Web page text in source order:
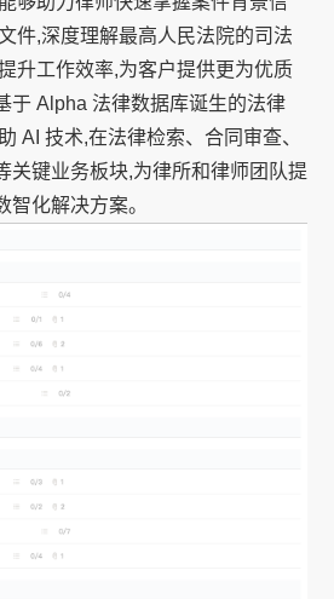
件,深度理解最高人民法院的司法
升工作效率,为客户提供更为优质
于 Alpha 法律数据库诞生的法律
AI 技术,在法律检索、合同审查、
关键业务板块,为律所和律师团队提
化解决方案。